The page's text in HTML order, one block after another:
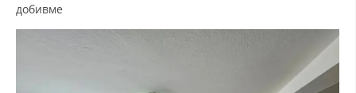
добивме